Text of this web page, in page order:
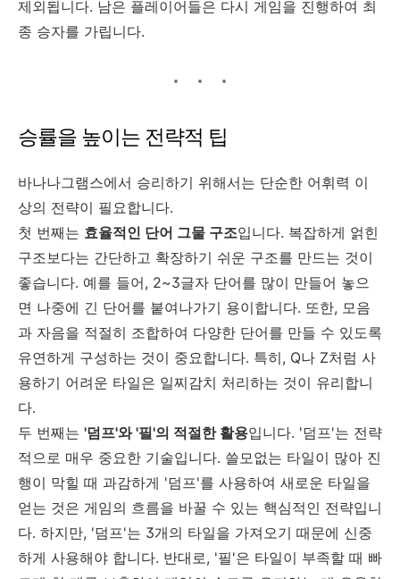
제외됩니다. 남은 플레이어들은 다시 게임을 진행하여 최
종 승자를 가립니다.
승률을 높이는 전략적 팁
바나나그램스에서 승리하기 위해서는 단순한 어휘력 이
상의 전략이 필요합니다.
첫 번째는 효율적인 단어 그물 구조입니다. 복잡하게 얽힌
구조보다는 간단하고 확장하기 쉬운 구조를 만드는 것이
좋습니다. 예를 들어, 2~3글자 단어를 많이 만들어 놓으
면 나중에 긴 단어를 붙여나가기 용이합니다. 또한, 모음
과 자음을 적절히 조합하여 다양한 단어를 만들 수 있도록
유연하게 구성하는 것이 중요합니다. 특히, Q나 Z처럼 사
용하기 어려운 타일은 일찌감치 처리하는 것이 유리합니
다.
두 번째는 '덤프'와 '필'의 적절한 활용입니다. '덤프'는 전략
적으로 매우 중요한 기술입니다. 쓸모없는 타일이 많아 진
행이 막힐 때 과감하게 '덤프'를 사용하여 새로운 타일을
얻는 것은 게임의 흐름을 바꿀 수 있는 핵심적인 전략입니
다. 하지만, '덤프'는 3개의 타일을 가져오기 때문에 신중
하게 사용해야 합니다. 반대로, '필'은 타일이 부족할 때 빠